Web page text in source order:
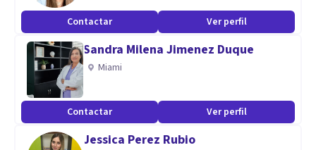
Contactar Ver perfil
Sandra Milena Jimenez Duque
Miami
Contactar Ver perfil
Jessica Perez Rubio